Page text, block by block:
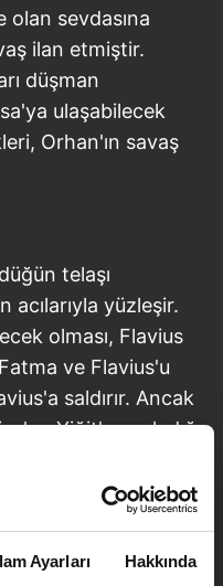
Ayarları Hakkında
olan sevdasına
ilan etmiştir.
düşman
ulaşabilecek
Orhan'ın savaş
telaşı
acılarıyla yüzleşir.
olması, Flavius
ve Flavius'u
saldırır. Ancak
Yiğit'e sapladığı
bir noktaya
Flavius ve Fatma'nın